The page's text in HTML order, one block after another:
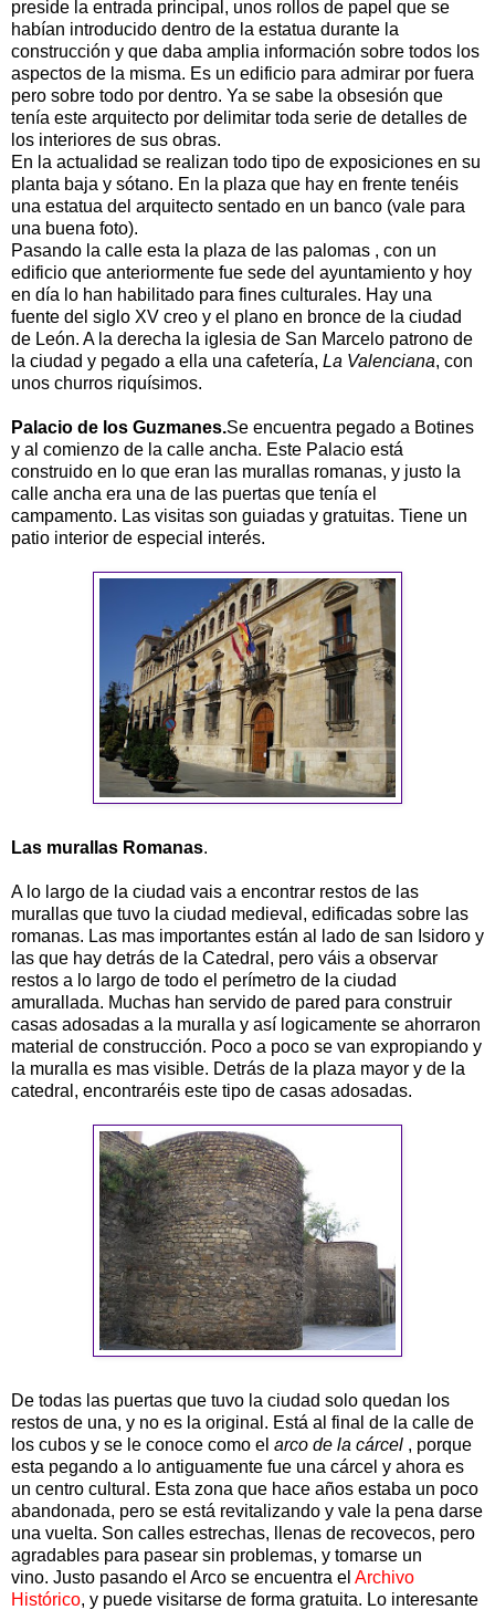
preside la entrada principal, unos rollos de papel que se
habían introducido dentro de la estatua durante la
construcción y que daba amplia información sobre todos los
aspectos de la misma. Es un edificio para admirar por fuera
pero sobre todo por dentro. Ya se sabe la obsesión que
tenía este arquitecto por delimitar toda serie de detalles de
los interiores de sus obras.
En la actualidad se realizan todo tipo de exposiciones en su
planta baja y sótano. En la plaza que hay en frente tenéis
una estatua del arquitecto sentado en un banco (vale para
una buena foto).
Pasando la calle esta la plaza de las palomas , con un
edificio que anteriormente fue sede del ayuntamiento y hoy
en día lo han habilitado para fines culturales. Hay una
fuente del siglo XV creo y el plano en bronce de la ciudad
de León. A la derecha la iglesia de San Marcelo patrono de
la ciudad y pegado a ella una cafetería, La Valenciana, con
unos churros riquísimos.
Palacio de los Guzmanes.Se encuentra pegado a Botines
y al comienzo de la calle ancha. Este Palacio está
construido en lo que eran las murallas romanas, y justo la
calle ancha era una de las puertas que tenía el
campamento. Las visitas son guiadas y gratuitas. Tiene un
patio interior de especial interés.
Las murallas Romanas.
A lo largo de la ciudad vais a encontrar restos de las
murallas que tuvo la ciudad medieval, edificadas sobre las
romanas. Las mas importantes están al lado de san Isidoro y
las que hay detrás de la Catedral, pero váis a observar
restos a lo largo de todo el perímetro de la ciudad
amurallada. Muchas han servido de pared para construir
casas adosadas a la muralla y así logicamente se ahorraron
material de construcción. Poco a poco se van expropiando y
la muralla es mas visible. Detrás de la plaza mayor y de la
catedral, encontraréis este tipo de casas adosadas.
De todas las puertas que tuvo la ciudad solo quedan los
restos de una, y no es la original. Está al final de la calle de
los cubos y se le conoce como el arco de la cárcel , porque
esta pegando a lo antiguamente fue una cárcel y ahora es
un centro cultural. Esta zona que hace años estaba un poco
abandonada, pero se está revitalizando y vale la pena darse
una vuelta. Son calles estrechas, llenas de recovecos, pero
agradables para pasear sin problemas, y tomarse un
vino. Justo pasando el Arco se encuentra el Archivo
Histórico, y puede visitarse de forma gratuita. Lo interesante